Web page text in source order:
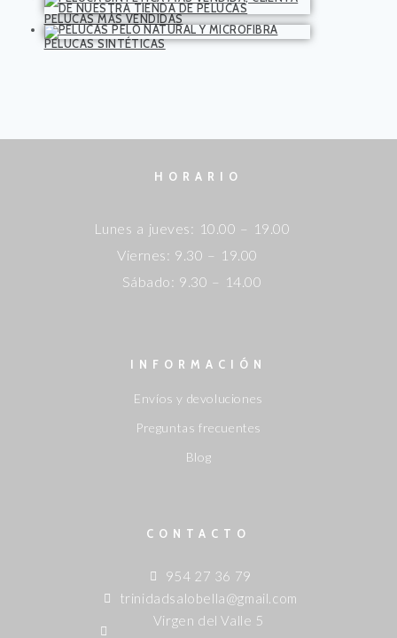
PELUCAS MÁS VENDIDAS
PELUCAS SINTÉTICAS
HORARIO
Lunes a jueves: 10.00 – 19.00
Viernes: 9.30 – 19.00
Sábado: 9.30 – 14.00
INFORMACIÓN
Envíos y devoluciones
Preguntas frecuentes
Blog
CONTACTO
954 27 36 79
trinidadsalobella@gmail.com
Virgen del Valle 5